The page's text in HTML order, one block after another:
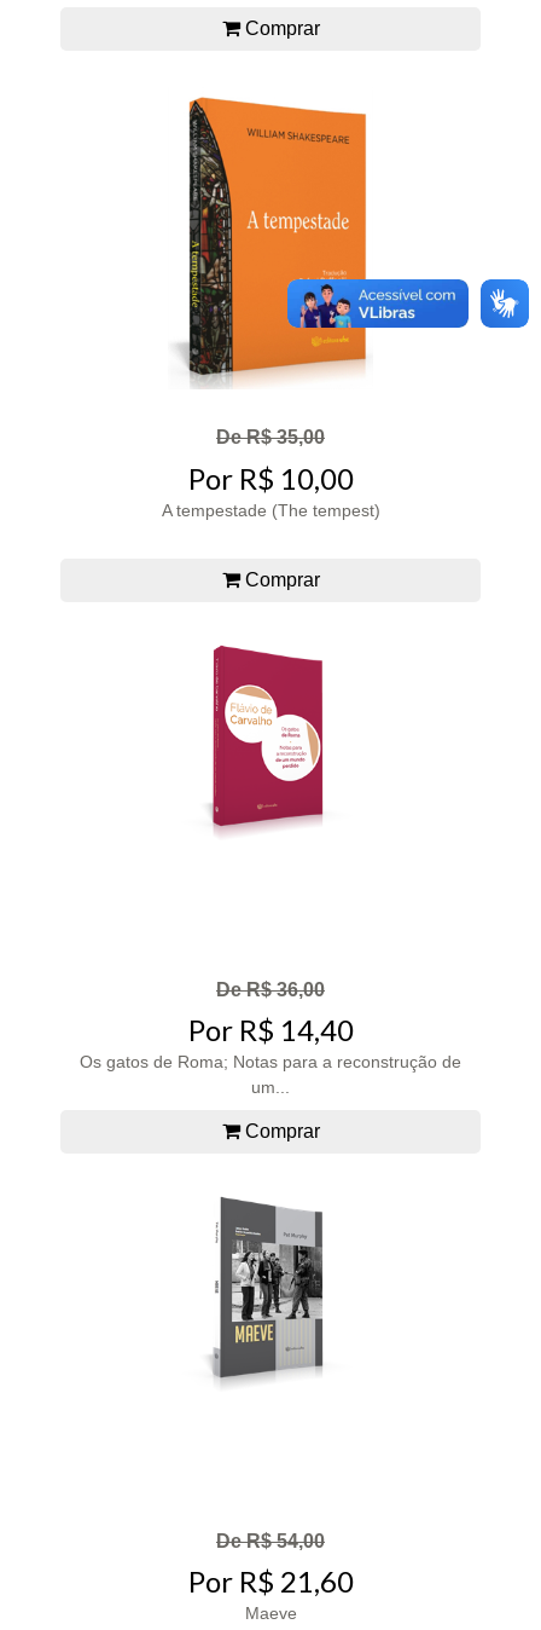
Comprar
De R$ 35,00
Por R$ 10,00
A tempestade (The tempest)
Comprar
De R$ 36,00
Por R$ 14,40
Os gatos de Roma; Notas para a reconstrução de
um...
Comprar
De R$ 54,00
Por R$ 21,60
Maeve